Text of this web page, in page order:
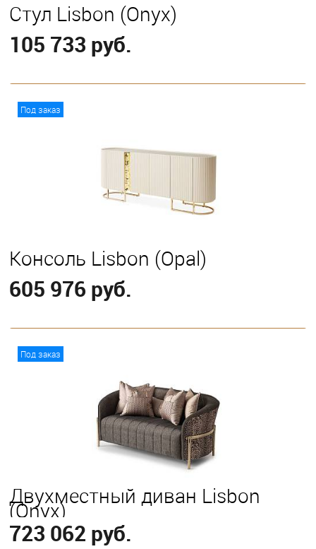
Стул Lisbon (Onyx)
105 733 руб.
Под заказ
Консоль Lisbon (Opal)
605 976 руб.
Под заказ
Двухместный диван Lisbon
(Onyx)
723 062 руб.